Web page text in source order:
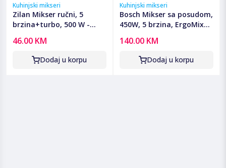
Kuhinjski mikseri
Zilan Mikser ručni, 5
brzina+turbo, 500 W -
46.00 KM
Dodaj u korpu
Kuhinjski mikseri
Bosch Mikser sa posudom,
450W, 5 brzina, ErgoMixx -
140.00 KM
Dodaj u korpu